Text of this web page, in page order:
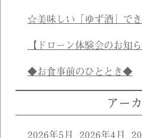
☆美味しい「ゆず酒」で
【ドローン体験会のお知ら
◆お食事前のひととき◆
アー
2026年5月 2026年4月